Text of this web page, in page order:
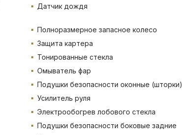
Датчик дождя
Полноразмерное запасное колесо
Защита картера
Тонированные стекла
Омыватель фар
Подушки безопасности оконные (шторки)
Усилитель руля
Электрообогрев лобового стекла
Подушки безопасности боковые задние